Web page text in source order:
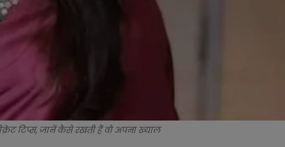
टिप्स, जानें कैसे रखती हैं वो अपना ख्याल